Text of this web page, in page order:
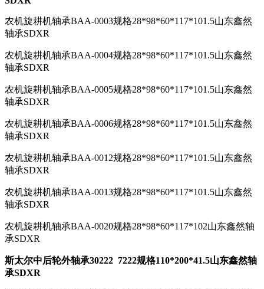
农机旋耕机轴承BAA-0003规格28*98*60*117*101.5山东鑫然
轴承SDXR
农机旋耕机轴承BAA-0004规格28*98*60*117*101.5山东鑫然
轴承SDXR
农机旋耕机轴承BAA-0005规格28*98*60*117*101.5山东鑫然
轴承SDXR
农机旋耕机轴承BAA-0006规格28*98*60*117*101.5山东鑫然
轴承SDXR
农机旋耕机轴承BAA-0012规格28*98*60*117*101.5山东鑫然
轴承SDXR
农机旋耕机轴承BAA-0013规格28*98*60*117*101.5山东鑫然
轴承SDXR
农机旋耕机轴承BAA-0020规格28*98*60*117*102山东鑫然轴
承SDXR
斯太尔中后轮外轴承30222 7222规格110*200*41.5山东鑫然轴
承SDXR